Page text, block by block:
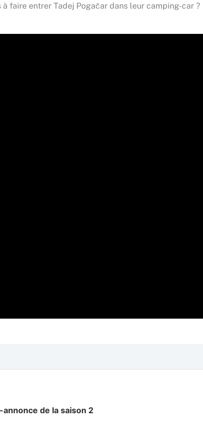
faire entrer Tadej Pogačar dans leur camping-car ?
annonce de la saison 2